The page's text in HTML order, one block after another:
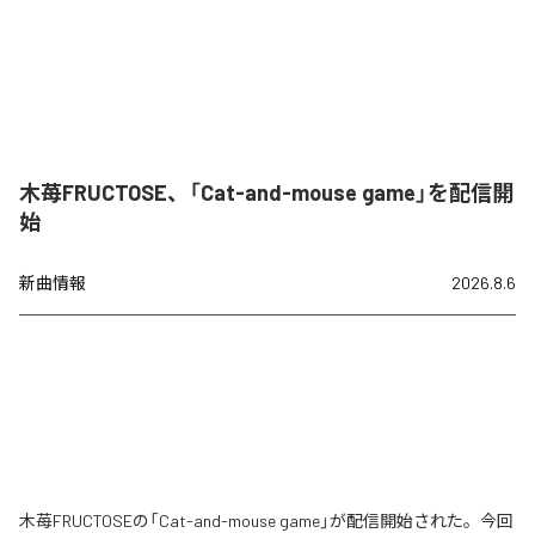
木苺FRUCTOSE、「Cat-and-mouse game」を配信開
始
新曲情報 2026.8.6
木苺FRUCTOSEの「Cat-and-mouse game」が配信開始された。今回